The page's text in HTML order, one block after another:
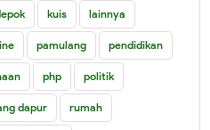
kuis lainnya
pamulang pendidikan
php politik
dapur rumah